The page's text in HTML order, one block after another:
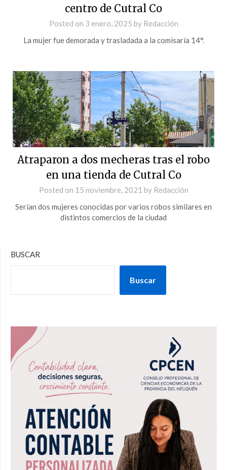
centro de Cutral Co
Posted on 3 enero, 2025 by Redacción
La mujer fue demorada y trasladada a la comisaría 14°.
Atraparon a dos mecheras tras el robo
en una tienda de Cutral Co
Posted on 15 noviembre, 2021 by Redacción
Serían dos mujeres conocidas por varios robos similares en
distintos comercios de la ciudad
BUSCAR
Buscar